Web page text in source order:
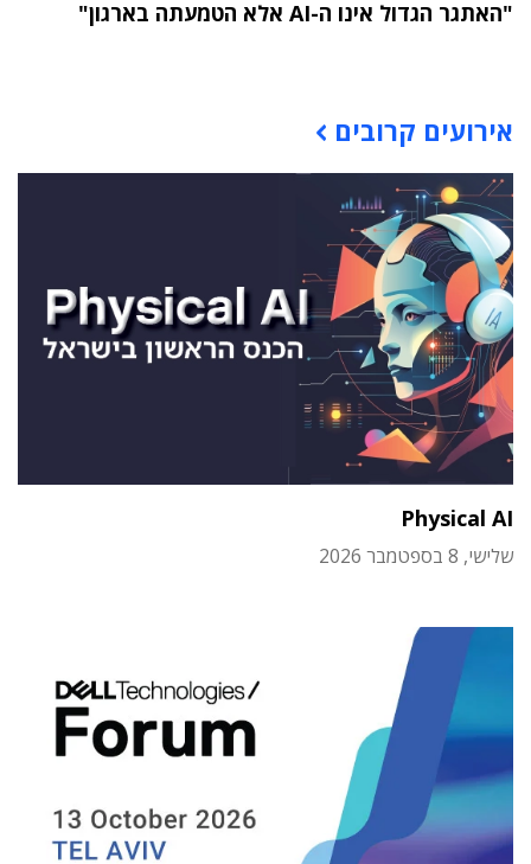
"האתגר הגדול אינו ה-AI אלא הטמעתה בארגון"
אירועים קרובים
Physical AI
שלישי, 8 בספטמבר 2026